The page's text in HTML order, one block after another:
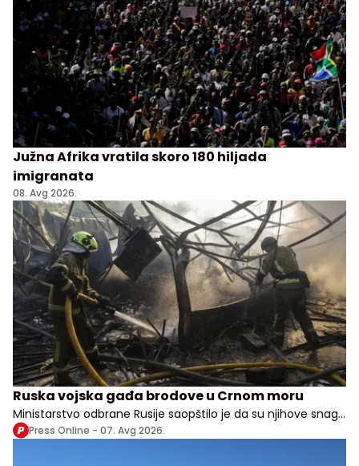
Južna Afrika vratila skoro 180 hiljada
imigranata
08. Avg 2026.
Ruska vojska gađa brodove u Crnom moru
Ministarstvo odbrane Rusije saopštilo je da su njihove snage
izvele udare na vojne, transportne i logističke objekte u više
Press Online - 07. Avg 2026.